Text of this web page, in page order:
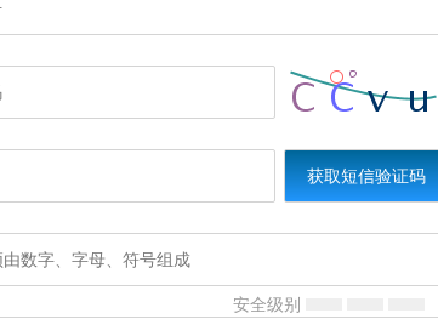
获取短信验证码
安全级别